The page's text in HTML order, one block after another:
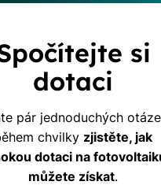
si
dotaci
pár jednoduchých
chvilky zjistěte, jak
dotaci na
můžete získat.